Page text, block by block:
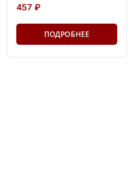
457 ₽
ПОДРОБНЕЕ